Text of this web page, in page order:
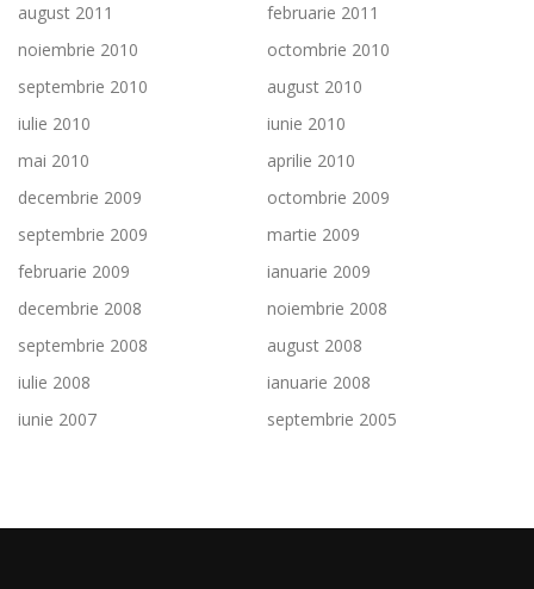
august 2011
februarie 2011
noiembrie 2010
octombrie 2010
septembrie 2010
august 2010
iulie 2010
iunie 2010
mai 2010
aprilie 2010
decembrie 2009
octombrie 2009
septembrie 2009
martie 2009
februarie 2009
ianuarie 2009
decembrie 2008
noiembrie 2008
septembrie 2008
august 2008
iulie 2008
ianuarie 2008
iunie 2007
septembrie 2005